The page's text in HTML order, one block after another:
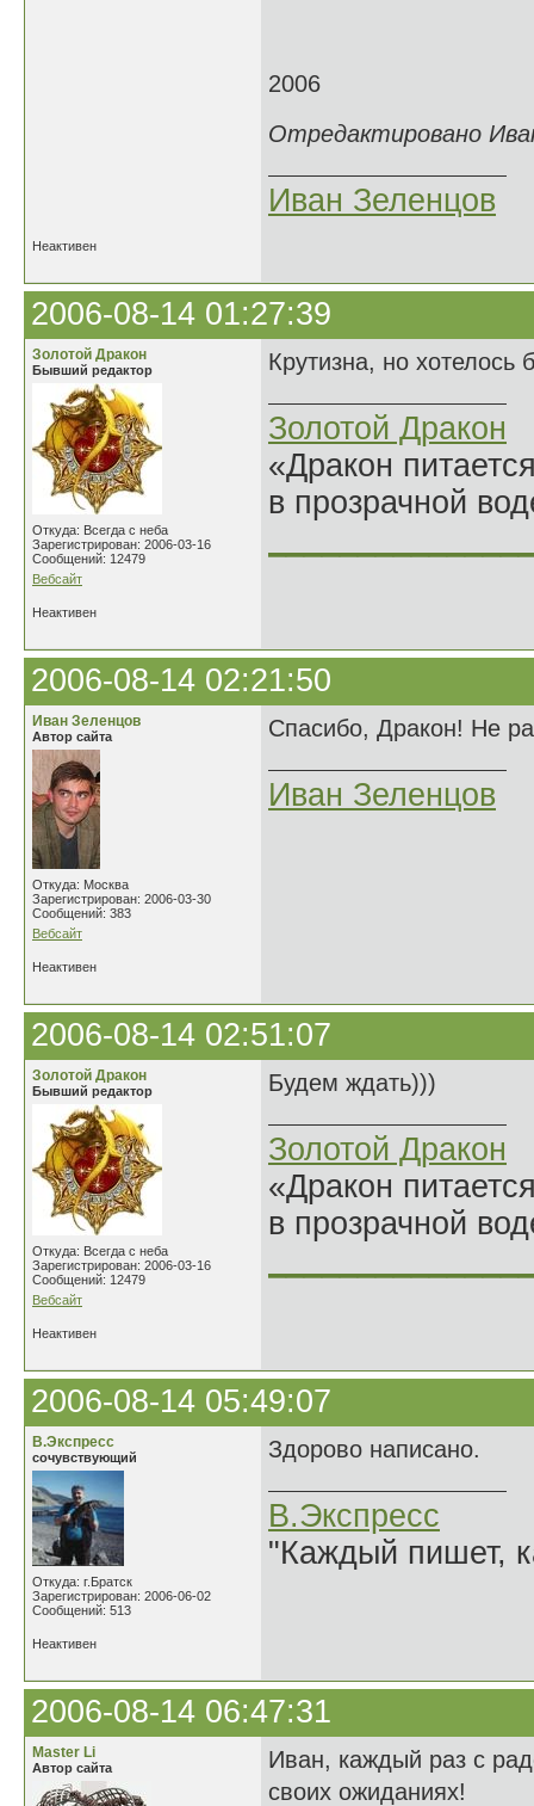
2006
Отредактировано
Иван Зеленцов
Неактивен
2006-08-14 01:27:39
Золотой Дракон
Бывший редактор
Откуда: Всегда с неба
Зарегистрирован: 2006-03-16
Сообщений: 12479
Вебсайт
Крутизна, но хотелось
Золотой Дракон
«Дракон
в прозрачной
Неактивен
2006-08-14 02:21:50
Иван Зеленцов
Автор сайта
Откуда: Москва
Зарегистрирован: 2006-03-30
Сообщений: 383
Вебсайт
Спасибо, Дракон! Не
Иван Зеленцов
Неактивен
2006-08-14 02:51:07
Золотой Дракон
Бывший редактор
Откуда: Всегда с неба
Зарегистрирован: 2006-03-16
Сообщений: 12479
Вебсайт
Будем ждать)))
Золотой Дракон
«Дракон
в прозрачной
Неактивен
2006-08-14 05:49:07
В.Экспресс
сочувствующий
Откуда: г.Братск
Зарегистрирован: 2006-06-02
Сообщений: 513
Здорово написано.
В.Экспресс
"Каждый пишет,
Неактивен
2006-08-14 06:47:31
Master Li
Автор сайта
Иван, каждый раз с
своих ожиданиях!